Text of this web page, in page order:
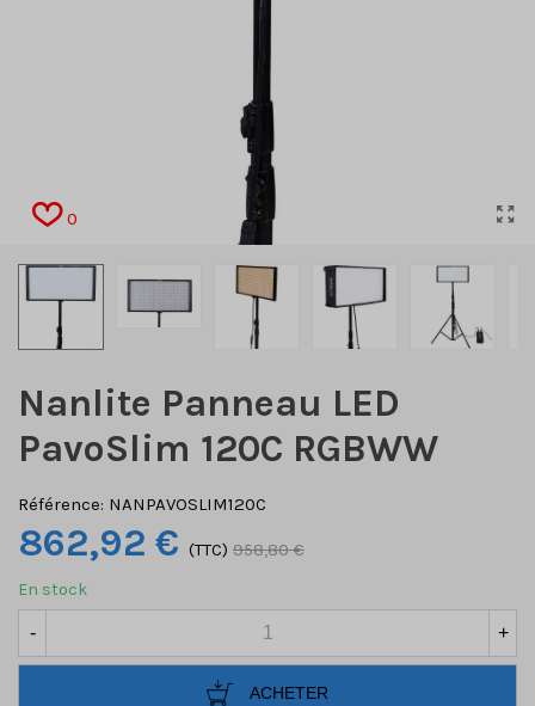
0
Nanlite Panneau LED
PavoSlim 120C RGBWW
Référence: NANPAVOSLIM120C
862,92 € (TTC) 958,80 €
En stock
- +
ACHETER